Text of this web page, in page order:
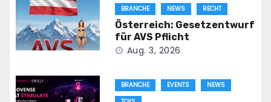
BRANCHE NEWS RECHT
Österreich: Gesetzentwurf
für AVS Pflicht
Aug. 3, 2026
BRANCHE EVENTS
NEWS